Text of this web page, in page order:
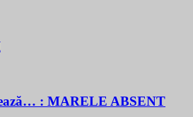
: MARELE ABSENT